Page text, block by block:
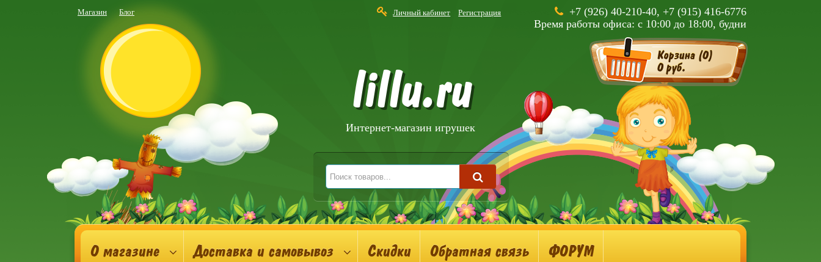
Магазин Блог Личный кабинет Регистрация
+7 (926) 40-210-40, +7 (915) 416-6776
Время работы офиса: с 10:00 до 18:00, будни
lillu.ru
Интернет-магазин игрушек
Корзина (0)
0 руб.
О магазине Доставка и самовывоз Скидки Обратная связь ФОРУМ